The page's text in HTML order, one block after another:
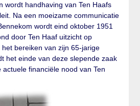
wordt handhaving van Ten Haafs
Na een moeizame communicatie
wordt eind oktober 1951
door Ten Haaf uitzicht op
bereiken van zijn 65-jarige
het einde van deze slepende zaak
financiële nood van Ten